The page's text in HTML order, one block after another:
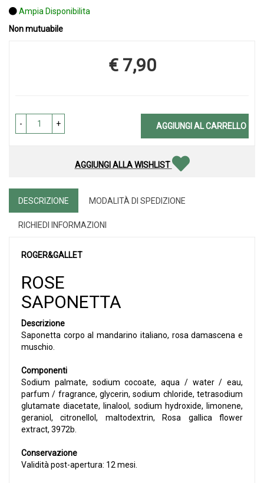
Ampia Disponibilita
Non mutuabile
Prezzo
€ 7,90
- + AGGIUNGI AL CARRELLO
AGGIUNGI ALLA WISHLIST
DESCRIZIONE MODALITÀ DI SPEDIZIONE
RICHIEDI INFORMAZIONI
ROGER&GALLET
ROSE
SAPONETTA
Descrizione
Saponetta corpo al mandarino italiano, rosa damascena e
muschio.
Componenti
Sodium palmate, sodium cocoate, aqua / water / eau,
parfum / fragrance, glycerin, sodium chloride, tetrasodium
glutamate diacetate, linalool, sodium hydroxide, limonene,
geraniol, citronellol, maltodextrin, Rosa gallica flower
extract, 3972b.
Conservazione
Validità post-apertura: 12 mesi.